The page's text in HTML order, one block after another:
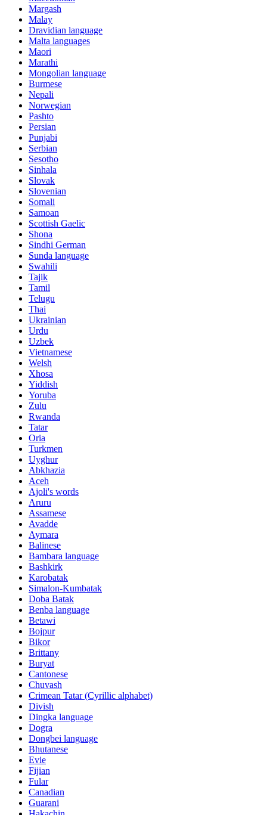
Margash
Malay
Dravidian language
Malta languages
Maori
Marathi
Mongolian language
Burmese
Nepali
Norwegian
Pashto
Persian
Punjabi
Serbian
Sesotho
Sinhala
Slovak
Slovenian
Somali
Samoan
Scottish Gaelic
Shona
Sindhi German
Sunda language
Swahili
Tajik
Tamil
Telugu
Thai
Ukrainian
Urdu
Uzbek
Vietnamese
Welsh
Xhosa
Yiddish
Yoruba
Zulu
Rwanda
Tatar
Oria
Turkmen
Uyghur
Abkhazia
Aceh
Ajoli's words
Aruru
Assamese
Avadde
Aymara
Balinese
Bambara language
Bashkirk
Karobatak
Simalon-Kumbatak
Doba Batak
Benba language
Betawi
Bojpur
Bikor
Brittany
Buryat
Cantonese
Chuvash
Crimean Tatar (Cyrillic alphabet)
Divish
Dingka language
Dogra
Dongbei language
Bhutanese
Evie
Fijian
Fular
Canadian
Guarani